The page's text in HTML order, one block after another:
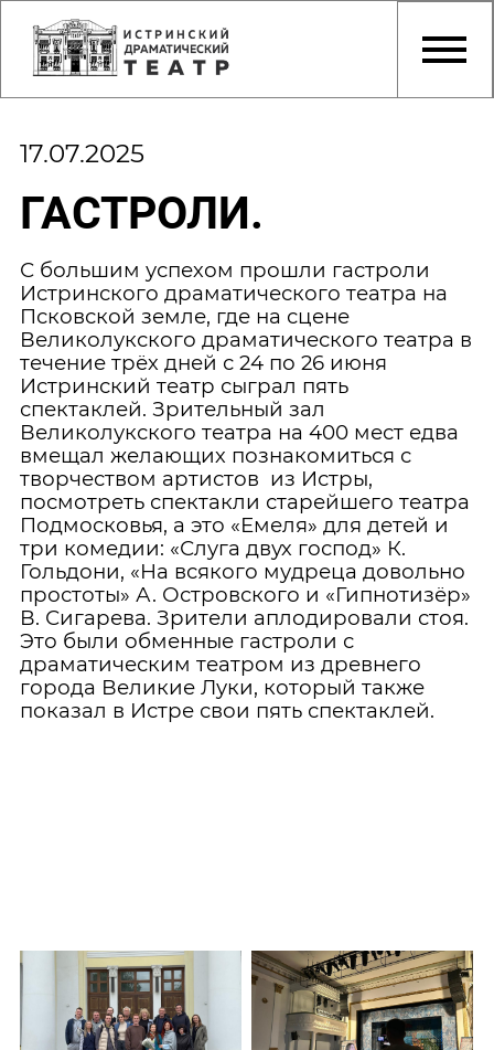
17.07.2025
ГАСТРОЛИ.
С большим успехом прошли гастроли
Истринского драматического театра на
Псковской земле, где на сцене
Великолукского драматического театра в
течение трёх дней с 24 по 26 июня
Истринский театр сыграл пять
спектаклей. Зрительный зал
Великолукского театра на 400 мест едва
вмещал желающих познакомиться с
творчеством артистов из Истры,
посмотреть спектакли старейшего театра
Подмосковья, а это «Емеля» для детей и
три комедии: «Слуга двух господ» К.
Гольдони, «На всякого мудреца довольно
простоты» А. Островского и «Гипнотизёр»
В. Сигарева. Зрители аплодировали стоя.
Это были обменные гастроли с
драматическим театром из древнего
города Великие Луки, который также
показал в Истре свои пять спектаклей.